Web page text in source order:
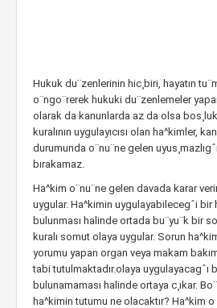
Hukuk du¨zenlerinin hic¸biri, hayatın
o¨ngo¨rerek hukuki du¨zenlemeler
olarak da kanunlarda az da olsa
kuralının uygulayıcısı olan ha^kimler,
durumunda o¨nu¨ne gelen
bırakamaz.
Ha^kim o¨nu¨ne gelen davada karar
uygular. Ha^kimin uygulayabilecegˆi bir
bulunması halinde ortada bu¨yu¨k bir
kuralı somut olaya uygular. Sorun
yorumu yapan organ veya makam
tabi tutulmaktadır.olaya uygulayacagˆı
bulunamaması halinde ortaya c¸ıkar.
ha^kimin tutumu ne olacaktır? Ha^kim